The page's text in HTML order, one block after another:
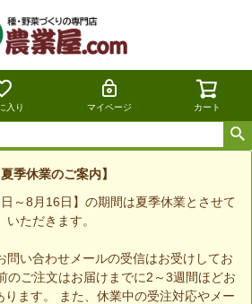
入り マイページ カート
夏季休業のご案内】
～8月16日】の期間は夏季休業とさせて
いただきます。
問い合わせメールの受信はお受けしてお
のご注文はお届けまでに2～3週間ほどお
ます。 また、休業中の受注対応やメー